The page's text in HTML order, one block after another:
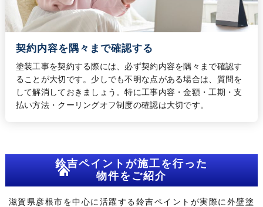
契約内容を隅々まで確認する
塗装工事を契約する際には、必ず契約内容を隅々まで確認す
ることが大切です。少しでも不明な点がある場合は、質問を
して解消しておきましょう。特に工事内容・金額・工期・支
払い方法・クーリングオフ制度の確認は大切です。
鈴吉ペイントが施工を行った
物件をご紹介
滋賀県彦根市を中心に活躍する鈴吉ペイントが実際に外壁塗